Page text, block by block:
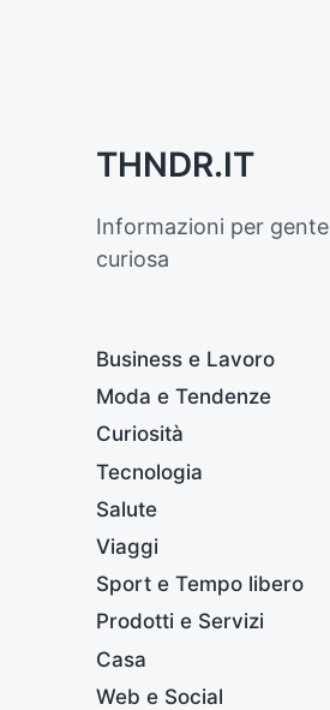
THNDR.IT
Informazioni per gente
curiosa
Business e Lavoro
Moda e Tendenze
Curiosità
Tecnologia
Salute
Viaggi
Sport e Tempo libero
Prodotti e Servizi
Casa
Web e Social